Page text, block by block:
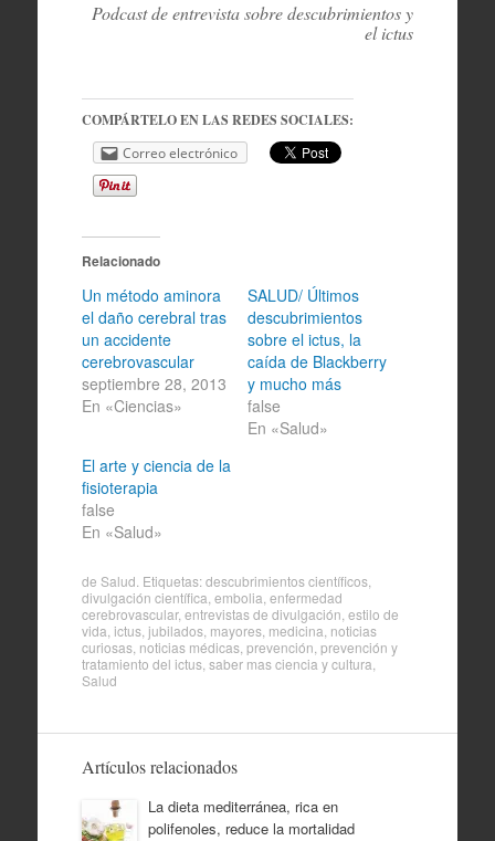
Podcast de entrevista sobre descubrimientos y
el ictus
COMPÁRTELO EN LAS REDES SOCIALES:
Correo electrónico
Relacionado
Un método aminora
el daño cerebral tras
un accidente
cerebrovascular
septiembre 28, 2013
En «Ciencias»
SALUD/ Últimos
descubrimientos
sobre el ictus, la
caída de Blackberry
y mucho más
false
En «Salud»
El arte y ciencia de la
fisioterapia
false
En «Salud»
de Salud . Etiquetas:descubrimientos científicos,
divulgación científica embolia enfermedad
cerebrovascular, entrevistas de divulgación estilo de
vida ictus, jubilados, mayores, medicina noticias
curiosas, noticias médicas, prevención prevención y
tratamiento del ictus, saber mas ciencia y cultura
Salud
Artículos relacionados
La dieta mediterránea, rica en
polifenoles, reduce la mortalidad